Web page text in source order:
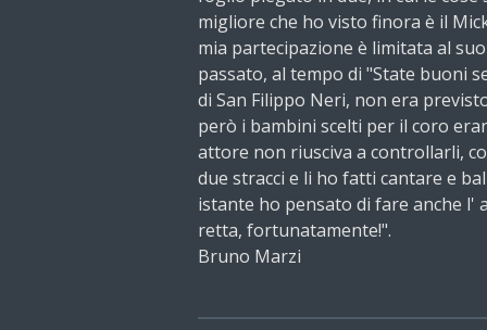
migliore che ho visto finora è il
mia partecipazione è limitata al
passato, al tempo di "State buoni
di San Filippo Neri, non era
però i bambini scelti per il coro
attore non riusciva a controllarli,
due stracci e li ho fatti cantare e
istante ho pensato di fare anche l'
retta, fortunatamente!".
Bruno Marzi